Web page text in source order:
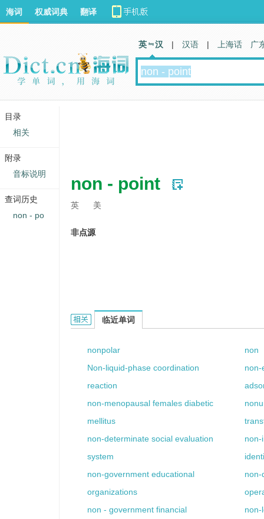
non - point
英 美
非点源
non - point的相关资料：
临近单词
nonpolar
non
Non-liquid-phase coordination
reaction
non-
non-menopausal females diabetic
mellitus
non-determinate social evaluation
system
non-
non-government educational
organizations
non-
non - government financial
non-
海词 权威词典 翻译
英 汉 | 汉语 | 上海话 广
目录
相关
附录
音标说明
查词历史
non - po